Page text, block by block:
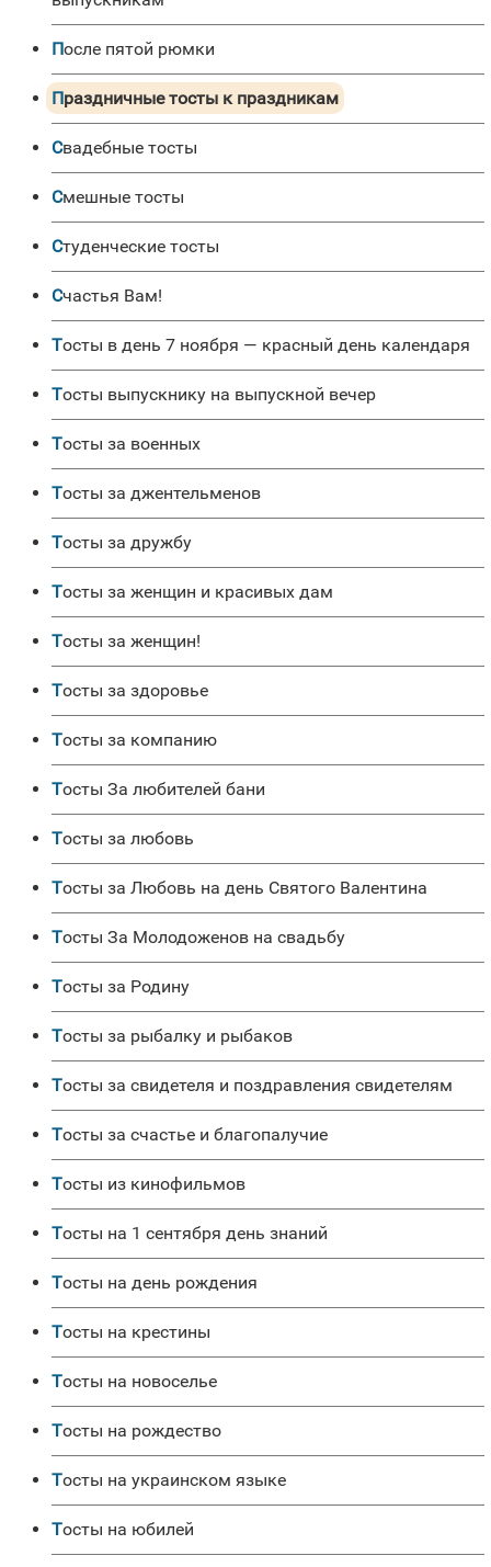
После пятой рюмки
Праздничные тосты к праздникам
Свадебные тосты
Смешные тосты
Студенческие тосты
Счастья Вам!
Тосты в день 7 ноября — красный день календаря
Тосты выпускнику на выпускной вечер
Тосты за военных
Тосты за джентельменов
Тосты за дружбу
Тосты за женщин и красивых дам
Тосты за женщин!
Тосты за здоровье
Тосты за компанию
Тосты За любителей бани
Тосты за любовь
Тосты за Любовь на день Святого Валентина
Тосты За Молодоженов на свадьбу
Тосты за Родину
Тосты за рыбалку и рыбаков
Тосты за свидетеля и поздравления свидетелям
Тосты за счастье и благопалучие
Тосты из кинофильмов
Тосты на 1 сентября день знаний
Тосты на день рождения
Тосты на крестины
Тосты на новоселье
Тосты на рождество
Тосты на украинском языке
Тосты на юбилей